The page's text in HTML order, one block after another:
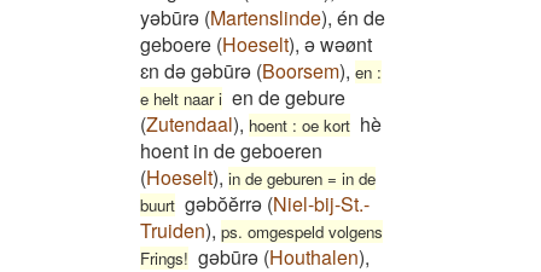
yəbūrə (Martenslinde), én de
geboere (Hoeselt), ə wəønt
ɛn də gəbūrə (Boorsem), en :
e helt naar i en de gebure
(Zutendaal), hoent : oe kort hè
hoent in de geboeren
(Hoeselt), in de geburen = in de
buurt gəbŏĕrrə (Niel-bij-St.-
Truiden), ps. omgespeld volgens
Frings! gəbūrə (Houthalen),